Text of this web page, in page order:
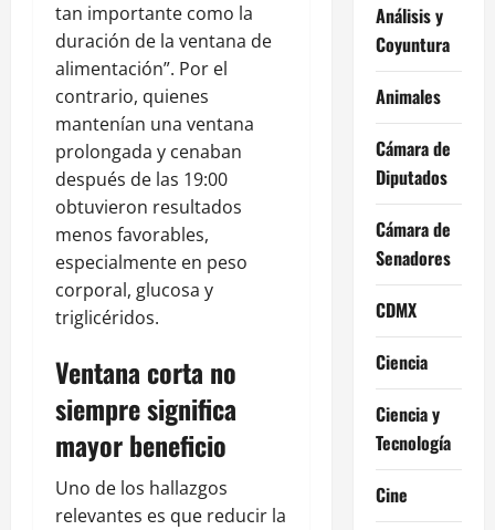
tan importante como la
duración de la ventana de
alimentación”. Por el
contrario, quienes
mantenían una ventana
prolongada y cenaban
después de las 19:00
obtuvieron resultados
menos favorables,
especialmente en peso
corporal, glucosa y
triglicéridos.
Ventana corta no
siempre significa
mayor beneficio
Uno de los hallazgos
relevantes es que reducir la
Análisis y
Coyuntura
Animales
Cámara de
Diputados
Cámara de
Senadores
CDMX
Ciencia
Ciencia y
Tecnología
Cine